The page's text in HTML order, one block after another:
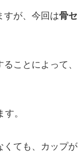
すが、今回は骨セ
ことによって、
。
くても、カップが